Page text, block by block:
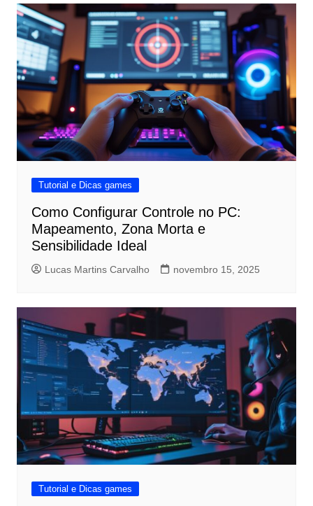
Tutorial e Dicas games
Como Configurar Controle no PC:
Mapeamento, Zona Morta e
Sensibilidade Ideal
Lucas Martins Carvalho novembro 15, 2025
Tutorial e Dicas games